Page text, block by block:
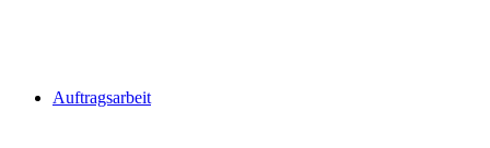
Auftragsarbeit